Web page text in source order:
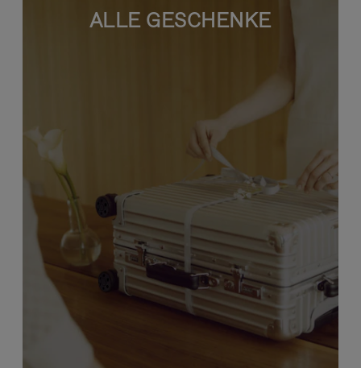
ALLE GESCHENKE